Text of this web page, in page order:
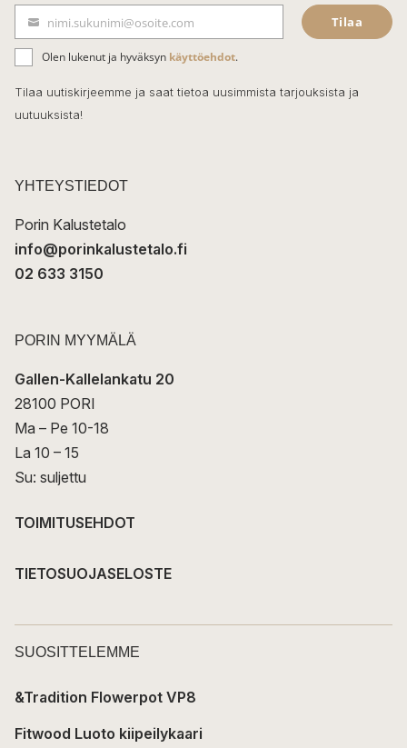
b
o
o
k
ä
h
k
t
nimi.sukunimi@osoite.com Tilaa
Olen lukenut ja hyväksyn käyttöehdot.
Tilaa uutiskirjeemme ja saat tietoa uusimmista tarjouksista ja
uutuuksista!
YHTEYSTIEDOT
Porin Kalustetalo
info@porinkalustetalo.fi
02 633 3150
PORIN MYYMÄLÄ
Gallen-Kallelankatu 20
28100 PORI
Ma – Pe 10-18
La 10 – 15
Su: suljettu
TOIMITUSEHDOT
TIETOSUOJASELOSTE
SUOSITTELEMME
&Tradition Flowerpot VP8
Fitwood Luoto kiipeilykaari